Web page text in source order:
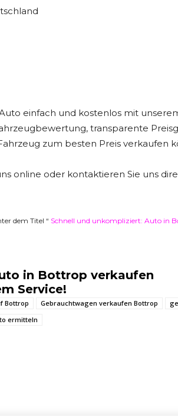
einfach und kostenlos mit
transparente
zum besten Preis verkaufen
online oder kontaktieren Sie uns
dem Titel “ Schnell und unkompliziert: Auto in
in Bottrop verkaufen
Service!
Bottrop Gebrauchtwagen verkaufen Bottrop
ermitteln